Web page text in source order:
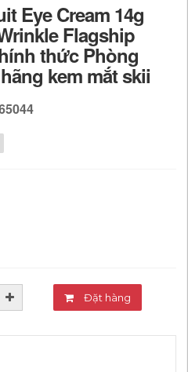
Eye Cream 14g
Flagship
thức Phòng
kem mắt skii
Đặt hàng